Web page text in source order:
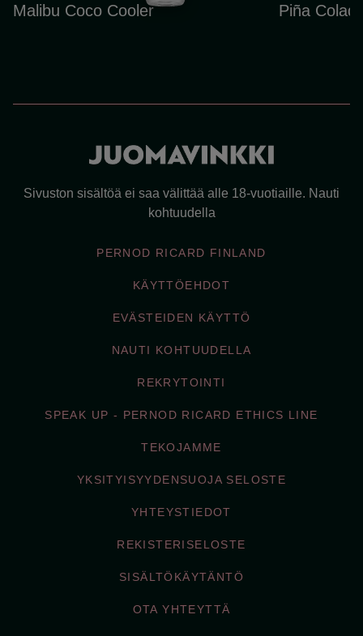
Malibu Coco Cooler Piña
Sivuston sisältöä ei saa välittää alle 18-vuotiaille. Nauti
kohtuudella
PERNOD RICARD FINLAND
KÄYTTÖEHDOT
EVÄSTEIDEN KÄYTTÖ
NAUTI KOHTUUDELLA
REKRYTOINTI
SPEAK UP - PERNOD RICARD ETHICS LINE
TEKOJAMME
YKSITYISYYDENSUOJA SELOSTE
YHTEYSTIEDOT
REKISTERISELOSTE
SISÄLTÖKÄYTÄNTÖ
OTA YHTEYTTÄ